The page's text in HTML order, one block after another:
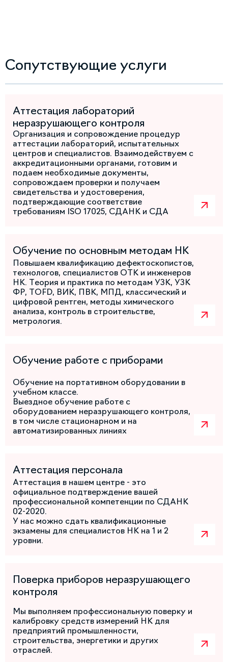
Сопутствующие услуги
Аттестация лабораторий
неразрушающего контроля
Организация и сопровождение процедур
аттестации лабораторий, испытательных
центров и специалистов. Взаимодействуем с
аккредитационными органами, готовим и
подаем необходимые документы,
сопровождаем проверки и получаем
свидетельства и удостоверения,
подтверждающие соответствие
требованиям ISO 17025, СДАНК и СДА
Обучение по основным методам НК
Повышаем квалификацию дефектоскопистов,
технологов, специалистов ОТК и инженеров
НК. Теория и практика по методам УЗК, УЗК
ФР, TOFD, ВИК, ПВК, МПД, классический и
цифровой рентген, методы химического
анализа, контроль в строительстве,
метрология.
Обучение работе с приборами
Обучение на портативном оборудовании в
учебном классе.
Выездное обучение работе с
оборудованием неразрушающего контроля,
в том числе стационарном и на
автоматизированных линиях
Аттестация персонала
Аттестация в нашем центре - это
официальное подтверждение вашей
профессиональной компетенции по СДАНК
02-2020.
У нас можно сдать квалификационные
экзамены для специалистов НК на 1 и 2
уровни.
Поверка приборов неразрушающего
контроля
Мы выполняем профессиональную поверку и
калибровку средств измерений НК для
предприятий промышленности,
строительства, энергетики и других
отраслей.